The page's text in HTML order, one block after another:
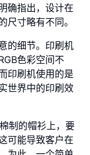
确指出，设计在
尺寸略有不同。
的细节。印刷机
色彩空间不
印刷机使用的是
世界中的印刷效
制的帽衫上，要
可能导致客户在